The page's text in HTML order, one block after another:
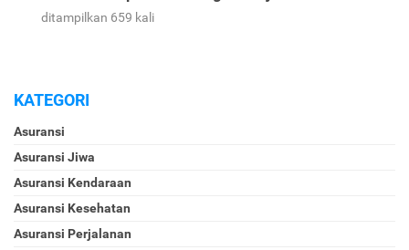
ditampilkan 659 kali
KATEGORI
Asuransi
Asuransi Jiwa
Asuransi Kendaraan
Asuransi Kesehatan
Asuransi Perjalanan